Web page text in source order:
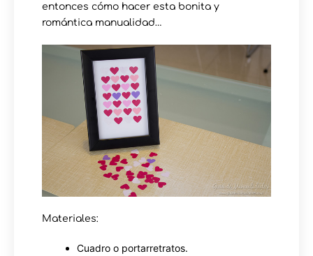
entonces cómo hacer esta bonita y
romántica manualidad…
Materiales:
Cuadro o portarretratos.